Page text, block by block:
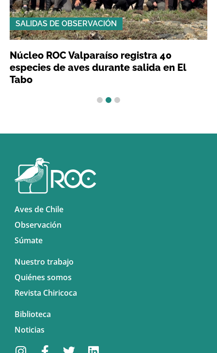
SALIDAS DE OBSERVACIÓN
Núcleo ROC Valparaíso registra 40
especies de aves durante salida en El
Tabo
Aves de Chile
Observación
Súmate
Nuestro trabajo
Quiénes somos
Revista Chiricoca
Biblioteca
Noticias